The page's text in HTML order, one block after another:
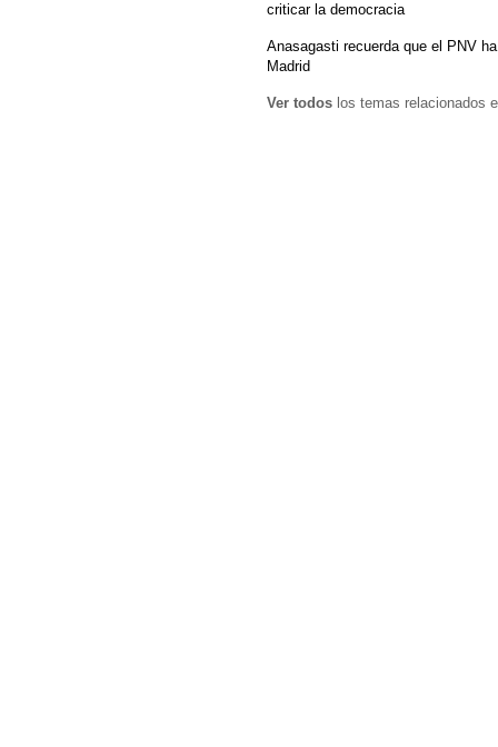
criticar la democracia
Anasagasti recuerda que el PNV
Madrid
Ver todos los temas relacionados